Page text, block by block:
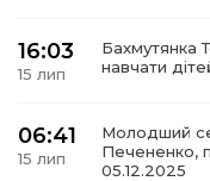
місія
16:03
15 лип
Бахмутянка
навчати
06:41
15 лип
Молодший
Печененко,
05.12.2025